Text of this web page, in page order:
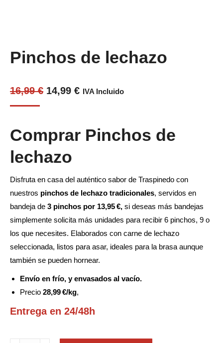
Pinchos de lechazo
16,99€ El
era:
14,99 €El
es:
IVA Incluido
Comprar Pinchos de
lechazo
Disfruta en casa del auténtico sabor de Traspinedo con
nuestros pinchos de lechazo tradicionales, servidos en
bandeja de 3 pinchos por 13,95 €, si deseas más bandejas
simplemente solicita más unidades para recibir 6 pinchos, 9 o
los que necesites. Elaborados con carne de lechazo
seleccionada, listos para asar, ideales para la brasa aunque
también se pueden hornear.
Envío en frío, y envasados al vacío.
Precio 28,99 €/kg,
Entrega en 24/48h